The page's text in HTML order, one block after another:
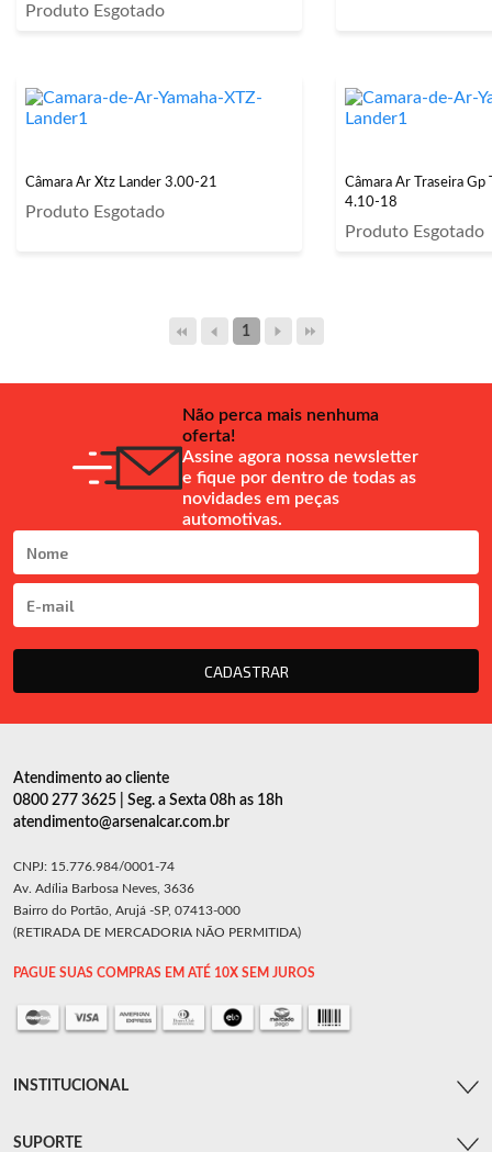
Produto Esgotado
Câmara Ar Xtz Lander 3.00-21
Produto Esgotado
Câmara Ar Traseira Gp
4.10-18
Produto Esgotado
1
Não perca mais nenhuma
oferta!
Assine agora nossa newsletter
e fique por dentro de todas as
novidades em peças
automotivas.
CADASTRAR
Atendimento ao cliente
0800 277 3625 | Seg. a Sexta 08h as 18h
atendimento@arsenalcar.com.br
CNPJ: 15.776.984/0001-74
Av. Adília Barbosa Neves, 3636
Bairro do Portão, Arujá -SP, 07413-000
(RETIRADA DE MERCADORIA NÃO PERMITIDA)
PAGUE SUAS COMPRAS EM ATÉ 10X SEM JUROS
INSTITUCIONAL
SUPORTE